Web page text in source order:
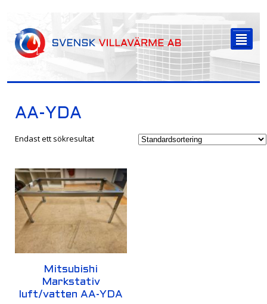
²
AA-YDA
Endast ett sökresultat
Mitsubishi
Markstativ
luft/vatten AA-YDA